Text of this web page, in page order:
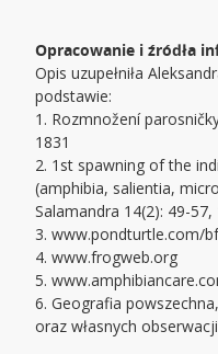
Opracowanie i źródła
Opis uzupełniła
podstawie:
1. Rozmnožení
1831
2. 1st spawning of the
(amphibia, salientia,
Salamandra 14(2): 49-
3. www.pondturtle.com/
4. www.frogweb.org
5.
6. Geografia
oraz własnych